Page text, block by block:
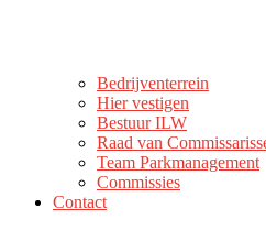
Bedrijventerrein
Hier vestigen
Bestuur ILW
Raad van
Team Parkmanagement
Commissies
Contact